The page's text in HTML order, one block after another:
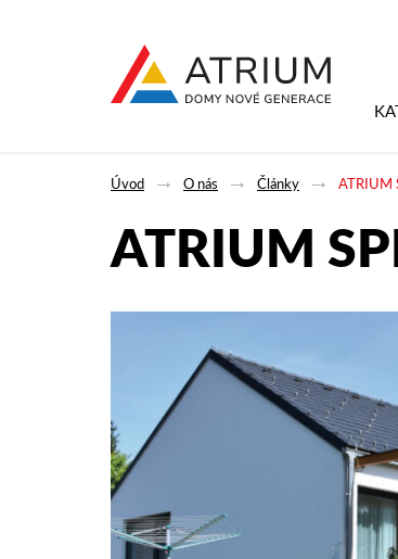
Úvod O nás Články ATRIUM
ATRIUM